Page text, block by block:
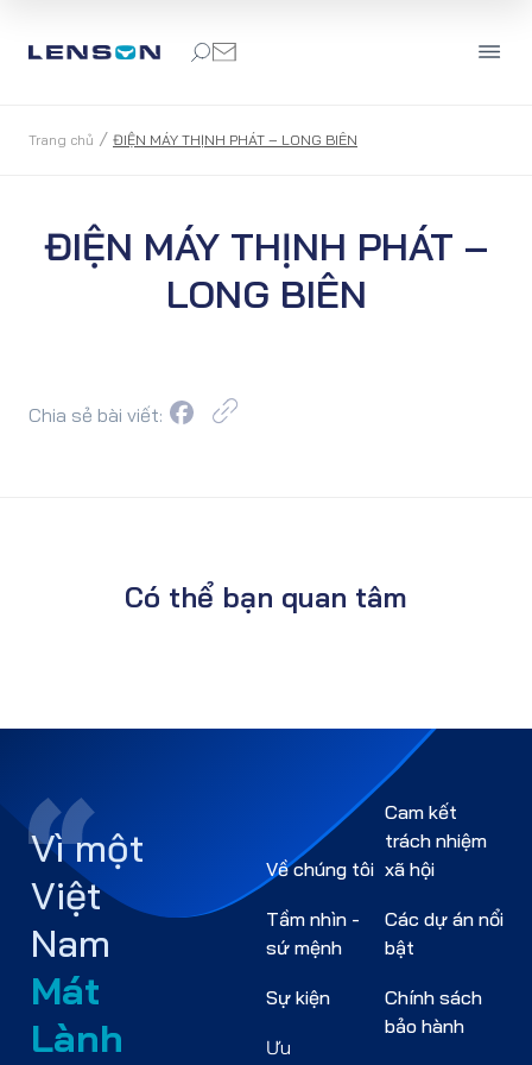
Trang chủ / ĐIỆN MÁY THỊNH PHÁT – LONG BIÊN
ĐIỆN MÁY THỊNH PHÁT –
LONG BIÊN
Chia sẻ bài viết:
Có thể bạn quan tâm
Vì một
Việt
Nam
Mát
Lành
Về chúng tôi
Tầm nhìn -
sứ mệnh
Sự kiện
Ưu
Cam kết
trách nhiệm
xã hội
Các dự án nổi
bật
Chính sách
bảo hành